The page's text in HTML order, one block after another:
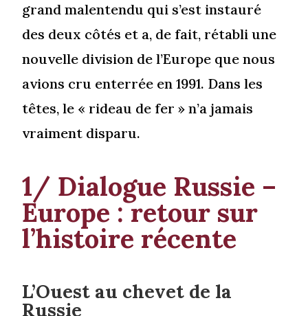
grand malentendu qui s’est instauré
des deux côtés et a, de fait, rétabli une
nouvelle division de l’Europe que nous
avions cru enterrée en 1991. Dans les
têtes, le « rideau de fer » n’a jamais
vraiment disparu.
1/ Dialogue Russie –
Europe : retour sur
l’histoire récente
L’Ouest au chevet de la
Russie